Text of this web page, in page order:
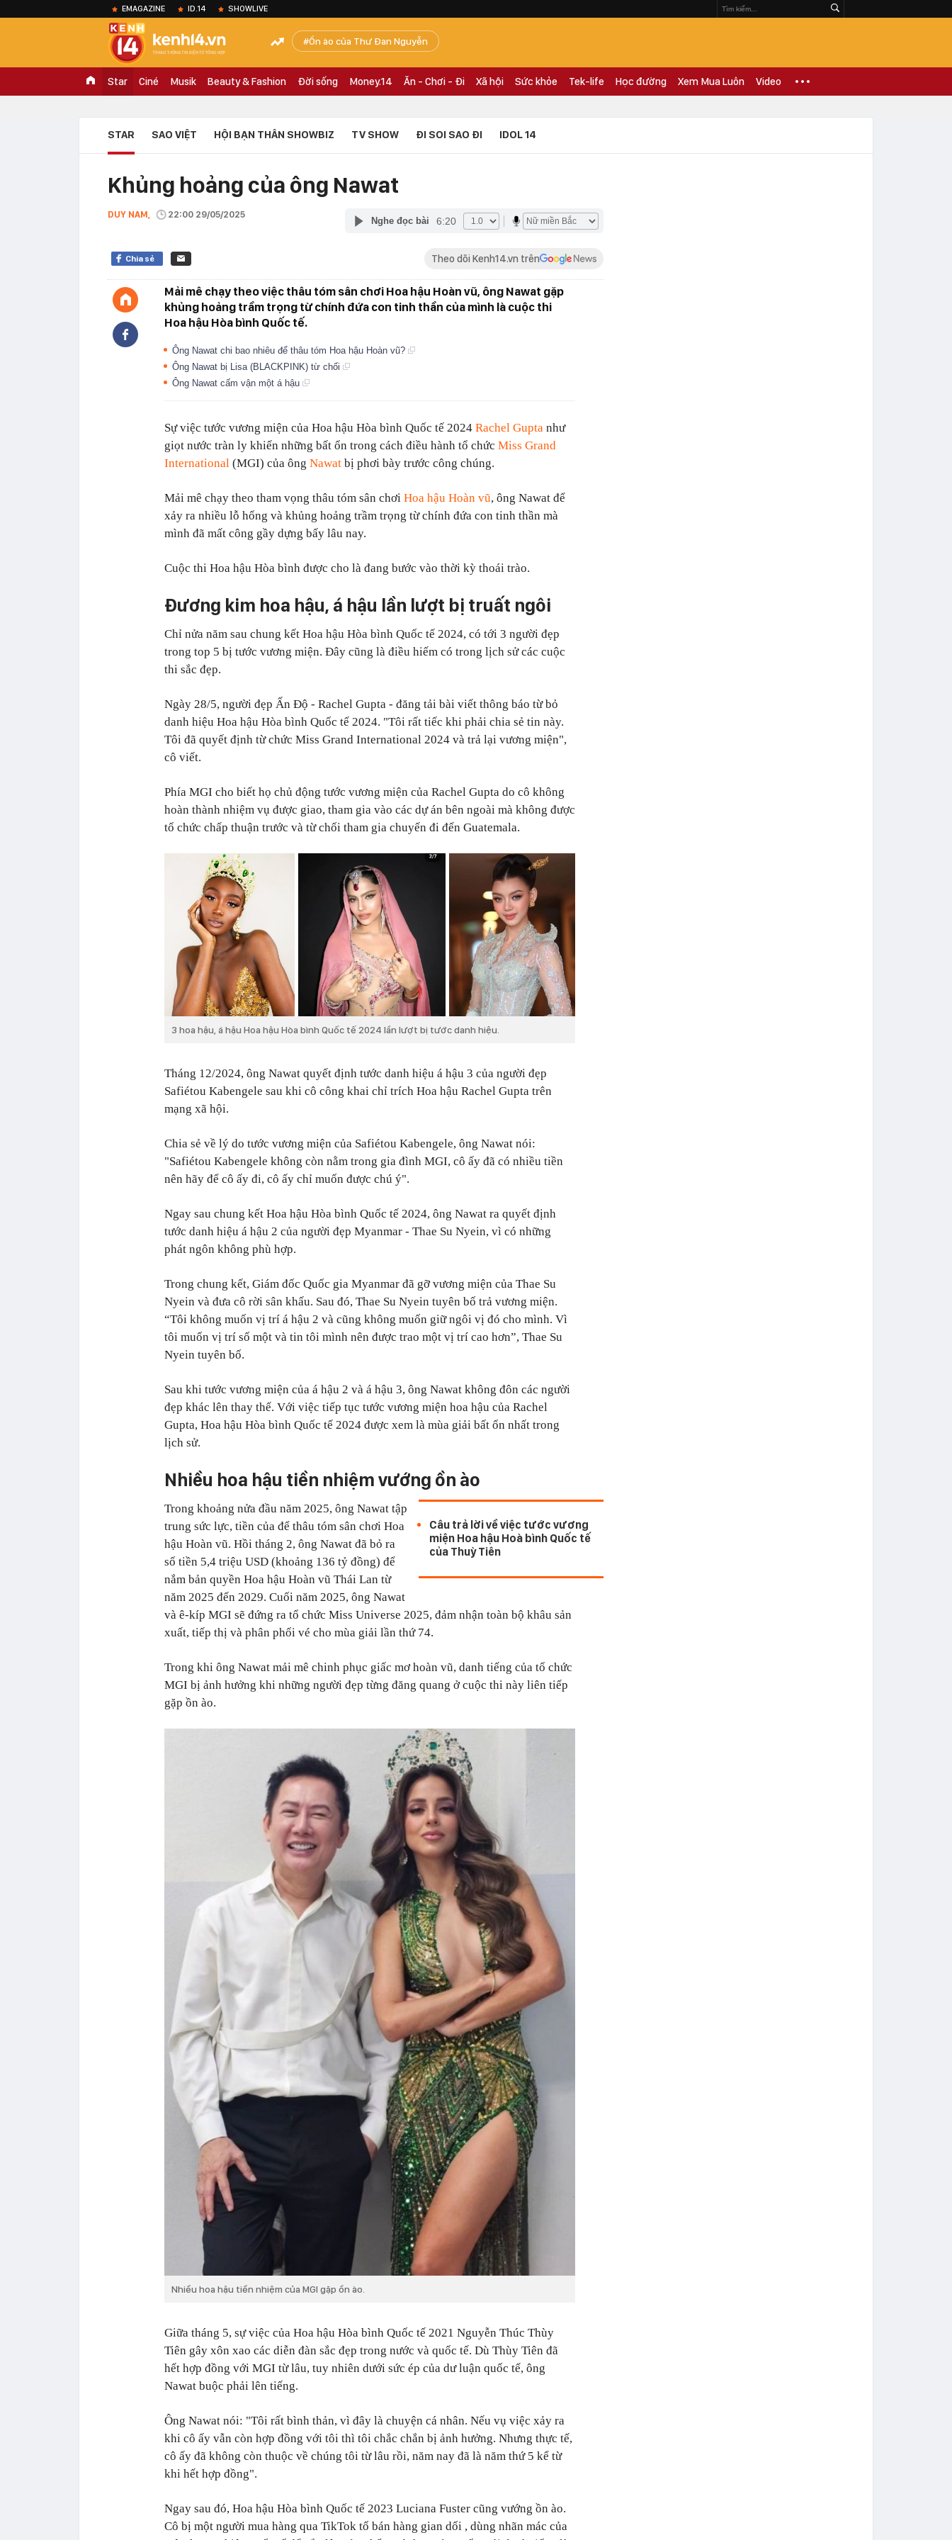
EMAGAZINE ID.14 SHOWLIVE
Ồn ào của Thư Đan Nguyễn
Star Ciné Musik Beauty & Fashion Đời sống Money.14 Ăn - Chơi - Đi Xã hội Sức khỏe Tek-life Học đường Xem Mua Luôn Video
STAR SAO VIỆT HỘI BẠN THÂN SHOWBIZ TV SHOW ĐI SOI SAO ĐI IDOL 14
Khủng hoảng của ông Nawat
DUY NAM, 22:00 29/05/2025
Nghe đọc bài 6:20
Chia sẻ Theo dõi Kenh14.vn trên
Mải mê chạy theo việc thâu tóm sân chơi Hoa hậu Hoàn vũ, ông Nawat gặp
khủng hoảng trầm trọng từ chính đứa con tinh thần của mình là cuộc thi
Hoa hậu Hòa bình Quốc tế.
Ông Nawat chi bao nhiêu để thâu tóm Hoa hậu Hoàn vũ?
Ông Nawat bị Lisa (BLACKPINK) từ chối
Ông Nawat cấm vận một á hậu
Sự việc tước vương miện của Hoa hậu Hòa bình Quốc tế 2024 Rachel Gupta như
giọt nước tràn ly khiến những bất ổn trong cách điều hành tổ chức Miss Grand
International (MGI) của ông Nawat bị phơi bày trước công chúng.
Mải mê chạy theo tham vọng thâu tóm sân chơi Hoa hậu Hoàn vũ, ông Nawat để
xảy ra nhiều lỗ hổng và khủng hoảng trầm trọng từ chính đứa con tinh thần mà
mình đã mất công gầy dựng bấy lâu nay.
Cuộc thi Hoa hậu Hòa bình được cho là đang bước vào thời kỳ thoái trào.
Đương kim hoa hậu, á hậu lần lượt bị truất ngôi
Chỉ nửa năm sau chung kết Hoa hậu Hòa bình Quốc tế 2024, có tới 3 người đẹp
trong top 5 bị tước vương miện. Đây cũng là điều hiếm có trong lịch sử các cuộc
thi sắc đẹp.
Ngày 28/5, người đẹp Ấn Độ - Rachel Gupta - đăng tải bài viết thông báo từ bỏ
danh hiệu Hoa hậu Hòa bình Quốc tế 2024. "Tôi rất tiếc khi phải chia sẻ tin này.
Tôi đã quyết định từ chức Miss Grand International 2024 và trả lại vương miện",
cô viết.
Phía MGI cho biết họ chủ động tước vương miện của Rachel Gupta do cô không
hoàn thành nhiệm vụ được giao, tham gia vào các dự án bên ngoài mà không được
tổ chức chấp thuận trước và từ chối tham gia chuyến đi đến Guatemala.
3 hoa hậu, á hậu Hoa hậu Hòa bình Quốc tế 2024 lần lượt bị tước danh hiệu.
Tháng 12/2024, ông Nawat quyết định tước danh hiệu á hậu 3 của người đẹp
Safiétou Kabengele sau khi cô công khai chỉ trích Hoa hậu Rachel Gupta trên
mạng xã hội.
Chia sẻ về lý do tước vương miện của Safiétou Kabengele, ông Nawat nói:
"Safiétou Kabengele không còn nằm trong gia đình MGI, cô ấy đã có nhiều tiền
nên hãy để cô ấy đi, cô ấy chỉ muốn được chú ý".
Ngay sau chung kết Hoa hậu Hòa bình Quốc tế 2024, ông Nawat ra quyết định
tước danh hiệu á hậu 2 của người đẹp Myanmar - Thae Su Nyein, vì có những
phát ngôn không phù hợp.
Trong chung kết, Giám đốc Quốc gia Myanmar đã gỡ vương miện của Thae Su
Nyein và đưa cô rời sân khấu. Sau đó, Thae Su Nyein tuyên bố trả vương miện.
“Tôi không muốn vị trí á hậu 2 và cũng không muốn giữ ngôi vị đó cho mình. Vì
tôi muốn vị trí số một và tin tôi mình nên được trao một vị trí cao hơn”, Thae Su
Nyein tuyên bố.
Sau khi tước vương miện của á hậu 2 và á hậu 3, ông Nawat không đôn các người
đẹp khác lên thay thế. Với việc tiếp tục tước vương miện hoa hậu của Rachel
Gupta, Hoa hậu Hòa bình Quốc tế 2024 được xem là mùa giải bất ổn nhất trong
lịch sử.
Nhiều hoa hậu tiền nhiệm vướng ồn ào
Câu trả lời về việc tước vương
miện Hoa hậu Hoà bình Quốc tế
của Thuỳ Tiên
Trong khoảng nửa đầu năm 2025, ông Nawat tập
trung sức lực, tiền của để thâu tóm sân chơi Hoa
hậu Hoàn vũ. Hồi tháng 2, ông Nawat đã bỏ ra
số tiền 5,4 triệu USD (khoảng 136 tỷ đồng) để
nắm bản quyền Hoa hậu Hoàn vũ Thái Lan từ
năm 2025 đến 2029. Cuối năm 2025, ông Nawat
và ê-kíp MGI sẽ đứng ra tổ chức Miss Universe 2025, đảm nhận toàn bộ khâu sản
xuất, tiếp thị và phân phối vé cho mùa giải lần thứ 74.
Trong khi ông Nawat mải mê chinh phục giấc mơ hoàn vũ, danh tiếng của tổ chức
MGI bị ảnh hưởng khi những người đẹp từng đăng quang ở cuộc thi này liên tiếp
gặp ồn ào.
Nhiều hoa hậu tiền nhiệm của MGI gặp ồn ào.
Giữa tháng 5, sự việc của Hoa hậu Hòa bình Quốc tế 2021 Nguyễn Thúc Thùy
Tiên gây xôn xao các diễn đàn sắc đẹp trong nước và quốc tế. Dù Thùy Tiên đã
hết hợp đồng với MGI từ lâu, tuy nhiên dưới sức ép của dư luận quốc tế, ông
Nawat buộc phải lên tiếng.
Ông Nawat nói: "Tôi rất bình thản, vì đây là chuyện cá nhân. Nếu vụ việc xảy ra
khi cô ấy vẫn còn hợp đồng với tôi thì tôi chắc chắn bị ảnh hưởng. Nhưng thực tế,
cô ấy đã không còn thuộc về chúng tôi từ lâu rồi, năm nay đã là năm thứ 5 kể từ
khi hết hợp đồng".
Ngay sau đó, Hoa hậu Hòa bình Quốc tế 2023 Luciana Fuster cũng vướng ồn ào.
Cô bị một người mua hàng qua TikTok tố bán hàng gian dối , dùng nhãn mác của